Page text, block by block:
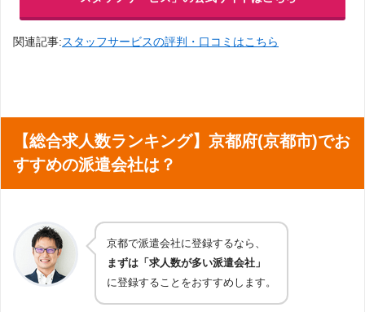
関連記事:スタッフサービスの評判・口コミはこちら
【総合求人数ランキング】京都府(京都市)でお
すすめの派遣会社は？
京都で派遣会社に登録するなら、
まずは「求人数が多い派遣会社」
に登録することをおすすめします。